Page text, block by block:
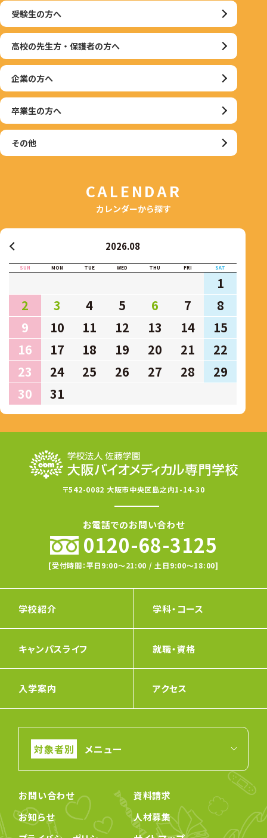
受験生の方へ
高校の先生方・保護者の方へ
企業の方へ
卒業生の方へ
その他
CALENDAR
カレンダーから探す
2026.08
SUN MON TUE WED THU FRI SAT
1
2
3 4 5 6 7
8
9
10 11 12 13 14
15
16
17 18 19 20 21
22
23
24 25 26 27 28
29
30
31
〒542-0082 大阪市中央区島之内1-14-30
お電話でのお問い合わせ
0120-68-3125
[受付時間：平日9:00〜21:00 / 土日9:00〜18:00]
学校紹介 学科・コース
キャンパスライフ 就職・資格
入学案内 アクセス
メニュー
お問い合わせ
資料請求
お知らせ
人材募集